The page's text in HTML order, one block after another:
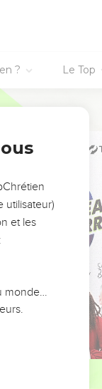
? Le Top
utilisateur)
et les
monde…